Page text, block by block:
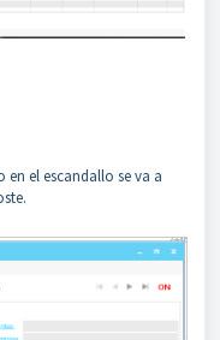
el escandallo se va a